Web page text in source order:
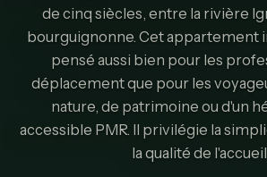
de cinq siècles, entre la rivière
bourguignonne. Cet appartement
pensé aussi bien pour les
déplacement que pour les
nature, de patrimoine ou d'un
accessible PMR. Il privilégie la
la qualité de